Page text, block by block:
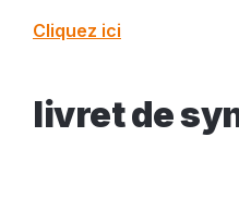
Cliquez ici
livret de